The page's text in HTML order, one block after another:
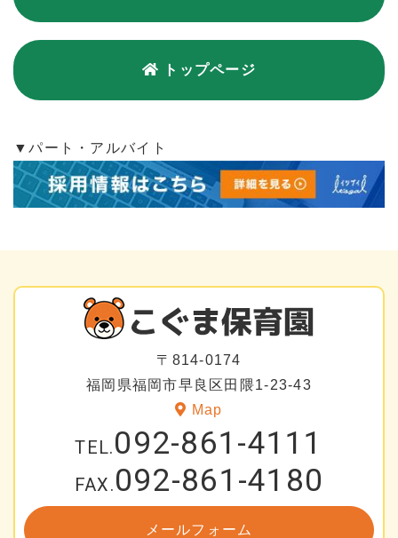
トップページ
▼パート・アルバイト
〒814-0174
福岡県福岡市早良区田隈1-23-43
Map
TEL.092-861-4111
FAX.092-861-4180
メールフォーム